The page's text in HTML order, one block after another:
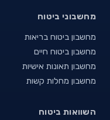
מחשבוני ביטוח
מחשבון ביטוח בריאות
מחשבון ביטוח חיים
מחשבון תאונות אישיות
מחשבון מחלות קשות
השוואות ביטוח